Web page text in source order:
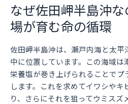
なぜ佐田岬半島沖
場が育む命の循環
佐田岬半島沖は、瀬戸内海と太平
中に位置しています。この海域は
栄養塩が巻き上げられることで
します。これを求めてイワシや
り、さらにそれを狙ってウミス